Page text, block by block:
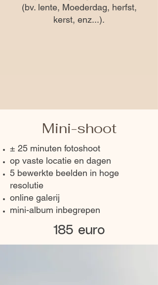
(bv. lente, Moederdag, herfst,
kerst, enz...).
Mini-shoot
± 25 minuten fotoshoot
op vaste locatie en dagen
5 bewerkte beelden in hoge
resolutie
online galerij
mini-album inbegrepen
185 euro